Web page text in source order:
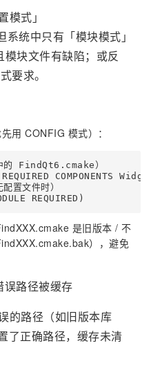
模式」
系统中只有「模块模式」
块文件有缺陷；或反
要求。
用 CONFIG 模式）：
的 FindQt6.cmake）
COMPONENTS
置文件时）
REQUIRED)
是旧版本 / 不
），避免
路径被缓存
的路径（如旧版本库
了正确路径，缓存未清